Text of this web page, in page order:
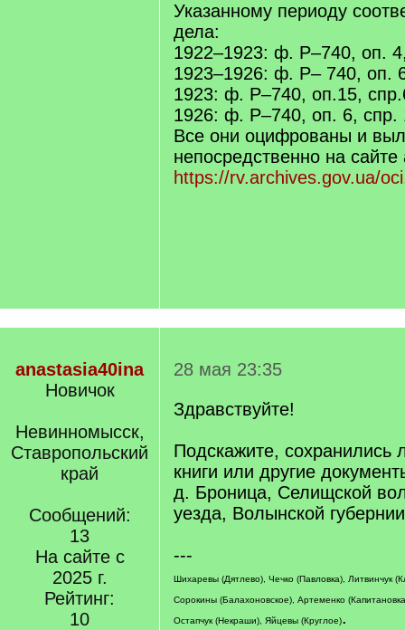
Указанному периоду
дела:
1922–1923: ф. Р–740, оп.
1923–1926: ф. Р– 740, оп.
1923: ф. Р–740, оп.15,
1926: ф. Р–740, оп. 6, спр.
Все они оцифрованы и
непосредственно на сайте
https://rv.archives.gov.ua/
anastasia40ina
Новичок
Невинномысск,
Ставропольский
край
Сообщений:
13
На сайте с
2025 г.
Рейтинг:
10
28 мая 23:35
Здравствуйте!
Подскажите, сохранились
книги или другие
д. Броница, Селищской
уезда, Волынской
---
Шихаревы (Дятлево), Чечко (Павловка), Литвинчук
Сорокины (Балахоновское), Артеменко
Остапчук (Некраши), Яйцевы (Круглое).